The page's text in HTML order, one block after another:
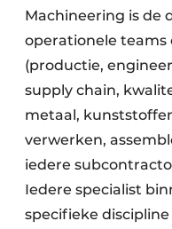
Machineering is de
operationele teams
(productie,
supply chain,
metaal,
verwerken,
iedere
Iedere specialist
specifieke